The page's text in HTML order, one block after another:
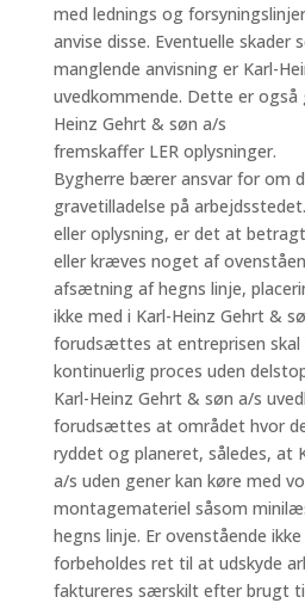
med lednings og
anvise disse. Eventuelle skader
manglende anvisning er Karl-
uvedkommende. Dette er
Heinz Gehrt & søn a/s
fremskaffer LER oplysninger.
Bygherre bærer ansvar for om
gravetilladelse på
eller oplysning, er det at
eller kræves noget af
afsætning af hegns linje,
ikke med i Karl-Heinz Gehrt &
forudsættes at entreprisen skal
kontinuerlig proces uden
Karl-Heinz Gehrt & søn a/s
forudsættes at området hvor
ryddet og planeret, således, at
a/s uden gener kan køre med
montagemateriel såsom
hegns linje. Er ovenstående
forbeholdes ret til at udskyde
faktureres særskilt efter brugt